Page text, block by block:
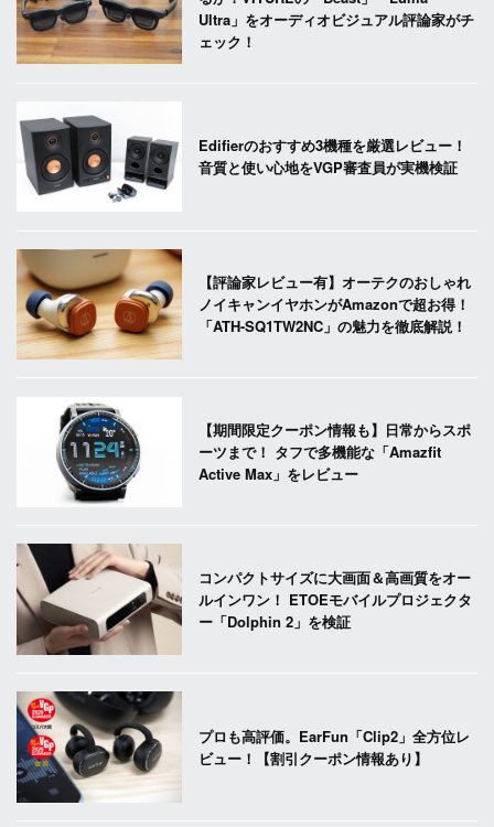
Ultra」をオーディオビジュアル評論家がチ
ェック！
Edifierのおすすめ3機種を厳選レビュー！
音質と使い心地をVGP審査員が実機検証
【評論家レビュー有】オーテクのおしゃれ
ノイキャンイヤホンがAmazonで超お得！
「ATH-SQ1TW2NC」の魅力を徹底解説！
【期間限定クーポン情報も】日常からスポ
ーツまで！ タフで多機能な「Amazfit
Active Max」をレビュー
コンパクトサイズに大画面＆高画質をオー
ルインワン！ ETOEモバイルプロジェクタ
ー「Dolphin 2」を検証
プロも高評価。EarFun「Clip2」全方位レ
ビュー！【割引クーポン情報あり】